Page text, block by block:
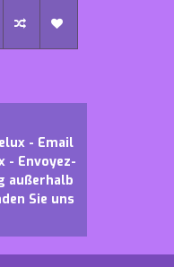
- Email
- Envoyez-
außerhalb
Sie uns